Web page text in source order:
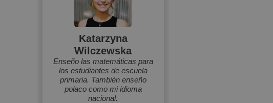
Katarzyna
Wilczewska
Enseño las matemáticas para
los estudiantes de escuela
primaria. También enseño
polaco como mi idioma
nacional.